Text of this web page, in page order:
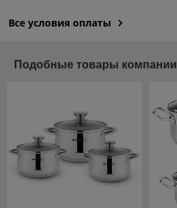
Все условия оплаты
Подобные товары компании